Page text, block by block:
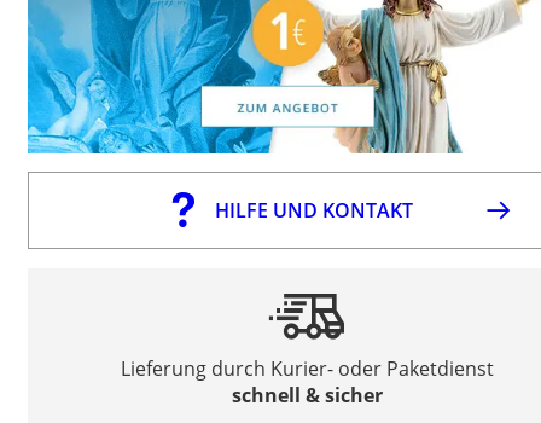
HILFE UND KONTAKT
Lieferung durch Kurier- oder Paketdienst
schnell & sicher